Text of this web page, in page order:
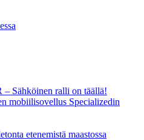
– Sähköinen ralli on täällä!
mobiilisovellus Specializedin
etenemistä maastossa